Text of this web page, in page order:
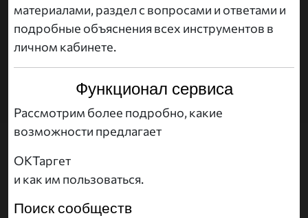
материалами, раздел с вопросами и ответами и
подробные объяснения всех инструментов в
личном кабинете.
Функционал сервиса
Рассмотрим более подробно, какие
возможности предлагает
ОКТаргет
и как им пользоваться.
Поиск сообществ